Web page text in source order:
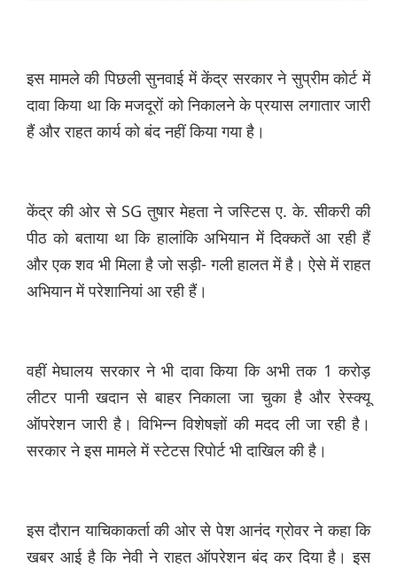
इस मामले की पिछली सुनवाई में केंद्र सरकार ने सुप्रीम कोर्ट में
दावा किया था कि मजदूरों को निकालने के प्रयास लगातार जारी
हैं और राहत कार्य को बंद नहीं किया गया है।
केंद्र की ओर से SG तुषार मेहता ने जस्टिस ए. के. सीकरी की
पीठ को बताया था कि हालांकि अभियान में दिक्कतें आ रही हैं
और एक शव भी मिला है जो सड़ी- गली हालत में है। ऐसे में राहत
अभियान में परेशानियां आ रही हैं।
वहीं मेघालय सरकार ने भी दावा किया कि अभी तक 1 करोड़
लीटर पानी खदान से बाहर निकाला जा चुका है और रेस्क्यू
ऑपरेशन जारी है। विभिन्न विशेषज्ञों की मदद ली जा रही है।
सरकार ने इस मामले में स्टेटस रिपोर्ट भी दाखिल की है।
इस दौरान याचिकाकर्ता की ओर से पेश आनंद ग्रोवर ने कहा कि
खबर आई है कि नेवी ने राहत ऑपरेशन बंद कर दिया है। इस